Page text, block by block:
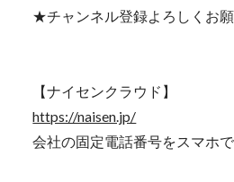
★チャンネル登録よろしくお
【ナイセンクラウド】
https://naisen.jp/
会社の固定電話番号をスマホで